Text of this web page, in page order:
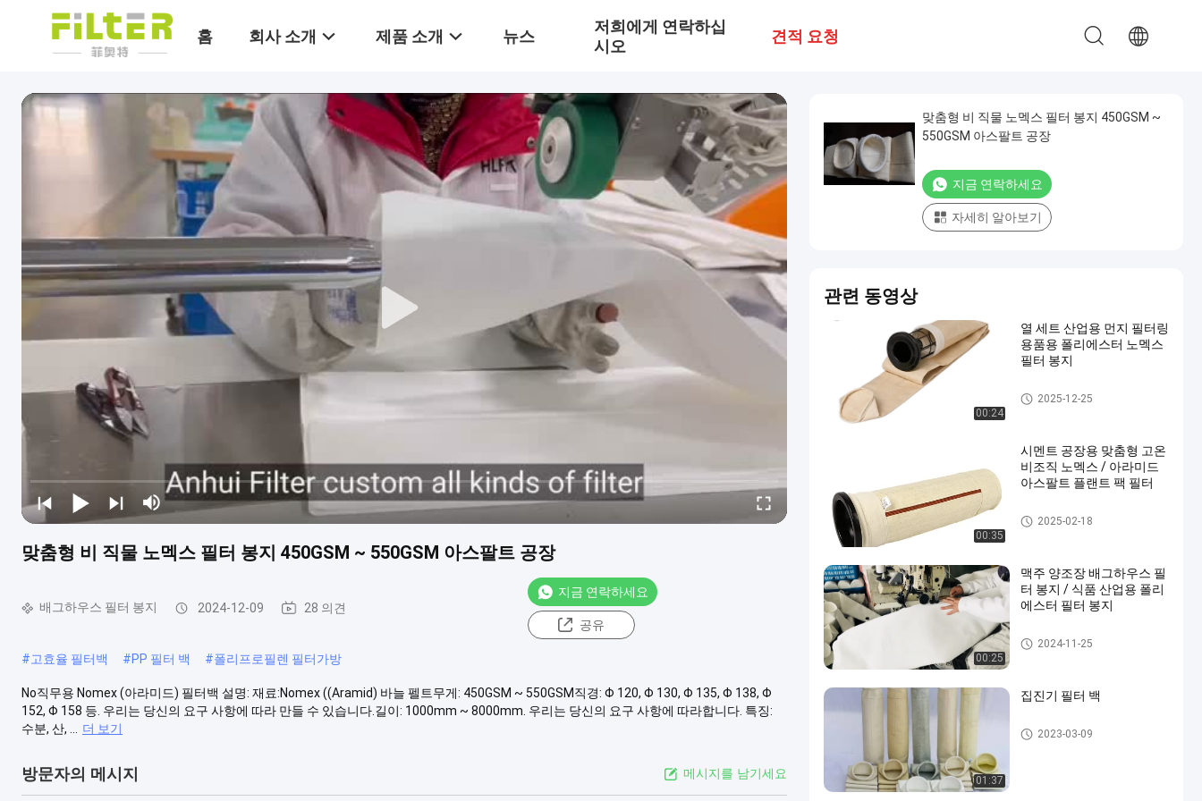
홈 회사 소개 제품 소개 뉴스
저희에게 연락하십
시오
견적 요청
맞춤형 비 직물 노멕스 필터 봉지 450GSM ~ 550GSM 아스팔트 공장
배그하우스 필터 봉지 2024-12-09 28 의견
지금 연락하세요
공유
#고효율 필터백 #PP 필터 백 #폴리프로필렌 필터가방
No직무용 Nomex (아라미드) 필터백 설명: 재료:Nomex ((Aramid) 바늘 펠트무게: 450GSM ~ 550GSM직경: Φ 120, Φ 130, Φ 135, Φ 138, Φ
152, Φ 158 등. 우리는 당신의 요구 사항에 따라 만들 수 있습니다.길이: 1000mm ~ 8000mm. 우리는 당신의 요구 사항에 따라합니다. 특징:
수분, 산, ...
더 보기
방문자의 메시지 메시지를 남기세요
맞춤형 비 직물 노멕스 필터 봉지 450GSM ~
550GSM 아스팔트 공장
지금 연락하세요
자세히 알아보기
관련 동영상
00:24
열 세트 산업용 먼지 필터링
용품용 폴리에스터 노멕스
필터 봉지
집진기 필터 백
2025-12-25
00:35
시멘트 공장용 맞춤형 고온
비조직 노멕스 / 아라미드
아스팔트 플랜트 팩 필터
아라미드 필터백
2025-02-18
00:25
맥주 양조장 배그하우스 필
터 봉지 / 식품 산업용 폴리
에스터 필터 봉지
배그하우스 필터 봉지
2024-11-25
01:37
집진기 필터 백
집진기 필터 백
2023-03-09